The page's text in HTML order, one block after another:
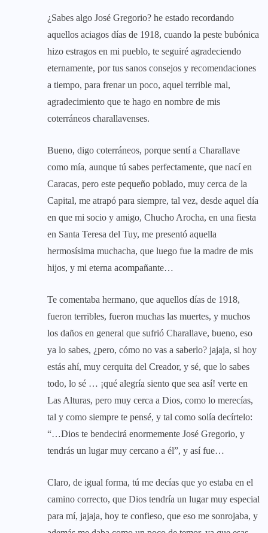
¿Sabes algo José Gregorio? he estado recordando
aquellos aciagos días de 1918, cuando la peste bubónica
hizo estragos en mi pueblo, te seguiré agradeciendo
eternamente, por tus sanos consejos y recomendaciones
a tiempo, para frenar un poco, aquel terrible mal,
agradecimiento que te hago en nombre de mis
coterráneos charallavenses.
Bueno, digo coterráneos, porque sentí a Charallave
como mía, aunque tú sabes perfectamente, que nací en
Caracas, pero este pequeño poblado, muy cerca de la
Capital, me atrapó para siempre, tal vez, desde aquel día
en que mi socio y amigo, Chucho Arocha, en una fiesta
en Santa Teresa del Tuy, me presentó aquella
hermosísima muchacha, que luego fue la madre de mis
hijos, y mi eterna acompañante…
Te comentaba hermano, que aquellos días de 1918,
fueron terribles, fueron muchas las muertes, y muchos
los daños en general que sufrió Charallave, bueno, eso
ya lo sabes, ¿pero, cómo no vas a saberlo? jajaja, si hoy
estás ahí, muy cerquita del Creador, y sé, que lo sabes
todo, lo sé … ¡qué alegría siento que sea así! verte en
Las Alturas, pero muy cerca a Dios, como lo merecías,
tal y como siempre te pensé, y tal como solía decírtelo:
“…Dios te bendecirá enormemente José Gregorio, y
tendrás un lugar muy cercano a él”, y así fue…
Claro, de igual forma, tú me decías que yo estaba en el
camino correcto, que Dios tendría un lugar muy especial
para mí, jajaja, hoy te confieso, que eso me sonrojaba, y